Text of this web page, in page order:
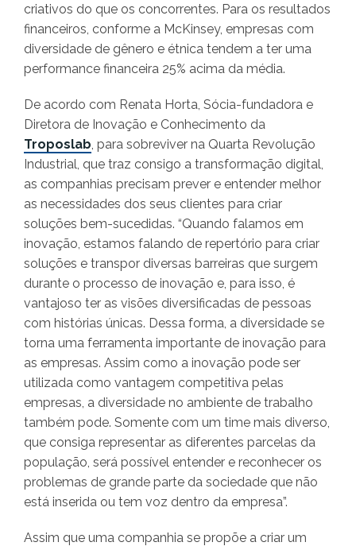
criativos do que os concorrentes. Para os resultados
financeiros, conforme a McKinsey, empresas com
diversidade de gênero e étnica tendem a ter uma
performance financeira 25% acima da média.
De acordo com Renata Horta, Sócia-fundadora e
Diretora de Inovação e Conhecimento da
Troposlab , para sobreviver na Quarta Revolução
Industrial, que traz consigo a transformação digital,
as companhias precisam prever e entender melhor
as necessidades dos seus clientes para criar
soluções bem-sucedidas. “Quando falamos em
inovação, estamos falando de repertório para criar
soluções e transpor diversas barreiras que surgem
durante o processo de inovação e, para isso, é
vantajoso ter as visões diversificadas de pessoas
com histórias únicas. Dessa forma, a diversidade se
torna uma ferramenta importante de inovação para
as empresas. Assim como a inovação pode ser
utilizada como vantagem competitiva pelas
empresas, a diversidade no ambiente de trabalho
também pode. Somente com um time mais diverso,
que consiga representar as diferentes parcelas da
população, será possível entender e reconhecer os
problemas de grande parte da sociedade que não
está inserida ou tem voz dentro da empresa”.
Assim que uma companhia se propõe a criar um